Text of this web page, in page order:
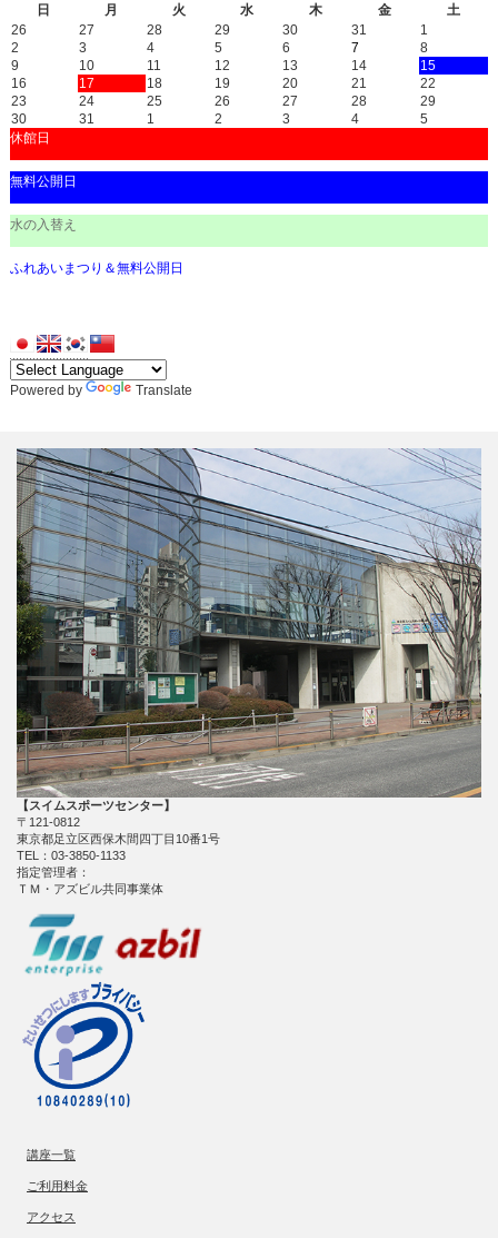
日
月 火 水 木 金
土
26
27 28 29 30 31
1
2
3 4 5 6 7
8
9
10 11 12 13 14
15
16
17 18 19 20 21
22
23
24 25 26 27 28
29
30
31 1 2 3 4
5
休館日
無料公開日
水の入替え
ふれあいまつり＆無料公開日
Powered by Translate
【スイムスポーツセンター】
〒121-0812
東京都足立区西保木間四丁目10番1号
TEL：03-3850-1133
指定管理者：
ＴＭ・アズビル共同事業体
講座一覧
ご利用料金
アクセス